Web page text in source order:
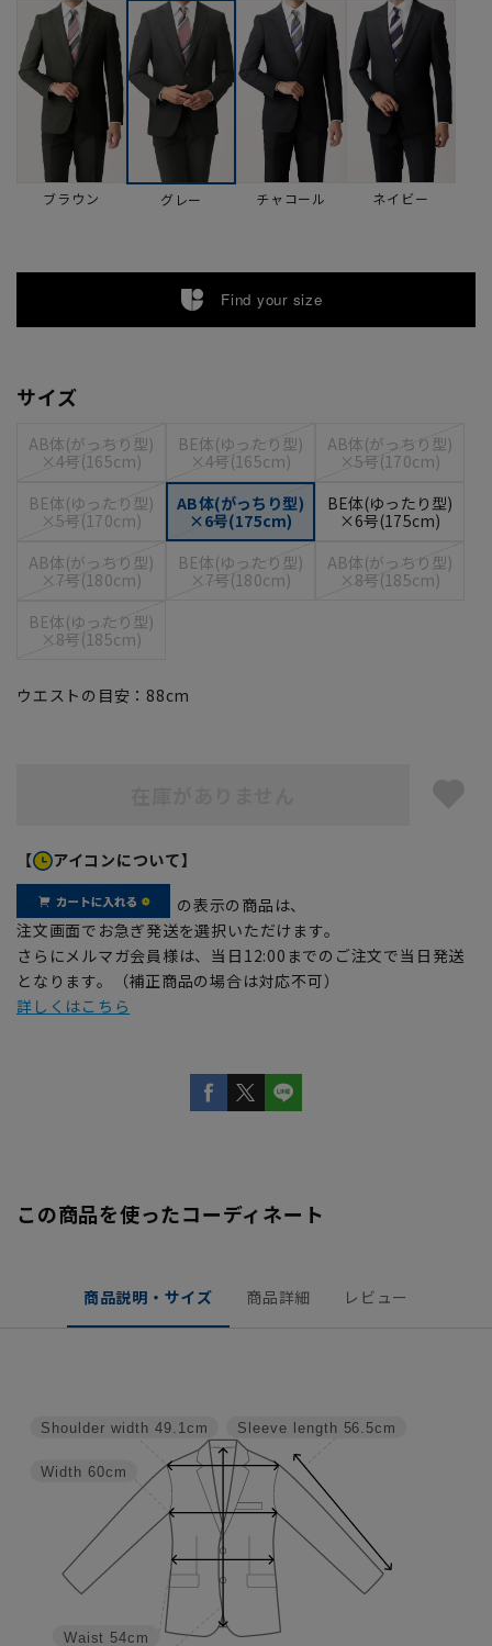
ブラウン グレー チャコール ネイビー
Find your size
サイズ
AB体(がっちり型)
×4号(165cm)
BE体(ゆったり型)
×4号(165cm)
AB体(がっちり型)
×5号(170cm)
BE体(ゆったり型)
×5号(170cm)
AB体(がっちり型)
×6号(175cm)
BE体(ゆったり型)
×6号(175cm)
AB体(がっちり型)
×7号(180cm)
BE体(ゆったり型)
×7号(180cm)
AB体(がっちり型)
×8号(185cm)
BE体(ゆったり型)
×8号(185cm)
ウエストの目安： 88cm
【 アイコンについて】
の表示の商品は、
注文画面でお急ぎ発送を選択いただけます。
さらにメルマガ会員様は、当日12:00までのご注文で当日発送
となります。（補正商品の場合は対応不可）
詳しくはこちら
この商品を使ったコーディネート
商品説明・サイズ 商品詳細 レビュー
Sleeve length 56.5cm
Waist 54cm
Width 60cm
Shoulder width 49.1cm